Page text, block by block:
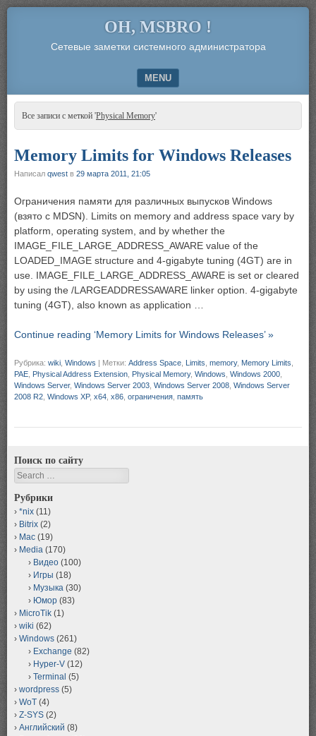
OH, MSBRO !
Сетевые заметки системного администратора
MENU
SKIP TO CONTENT
Все записи с меткой 'Physical Memory'
Memory Limits for Windows Releases
Написал qwest в 29 марта 2011, 21:05
Ограничения памяти для различных выпусков Windows
(взято с MDSN). Limits on memory and address space vary by
platform, operating system, and by whether the
IMAGE_FILE_LARGE_ADDRESS_AWARE value of the
LOADED_IMAGE structure and 4-gigabyte tuning (4GT) are in
use. IMAGE_FILE_LARGE_ADDRESS_AWARE is set or cleared
by using the /LARGEADDRESSAWARE linker option. 4-gigabyte
tuning (4GT), also known as application …
Continue reading ‘Memory Limits for Windows Releases’ »
Рубрика: wiki Windows | Метки: Address Space Limits memory, Memory Limits
PAE Physical Address Extension Physical Memory, Windows Windows 2000
Windows Server, Windows Server 2003 Windows Server 2008 Windows Server
2008 R2 Windows XP, x64 x86 ограничения память
Поиск по сайту
Search
Рубрики
*nix (11)
Bitrix (2)
Mac (19)
Media (170)
Видео (100)
Игры (18)
Музыка (30)
Юмор (83)
MicroTik (1)
wiki (62)
Windows (261)
Exchange (82)
Hyper-V (12)
Terminal (5)
wordpress (5)
WoT (4)
Z-SYS (2)
Английский (8)